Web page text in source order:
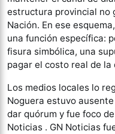
estructura provincial no
Nación. En ese
una función específica:
fisura simbólica, una
pagar el costo real de la
Los medios locales lo
Noguera estuvo
dar quórum y fue foco
Noticias . GN Noticias